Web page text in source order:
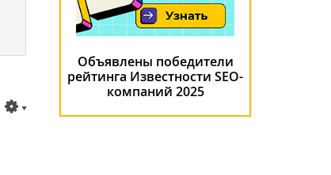
Объявлены победители
рейтинга Известности SEO-
компаний 2025